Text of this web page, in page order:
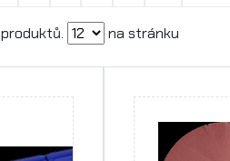
produktů. na stránku